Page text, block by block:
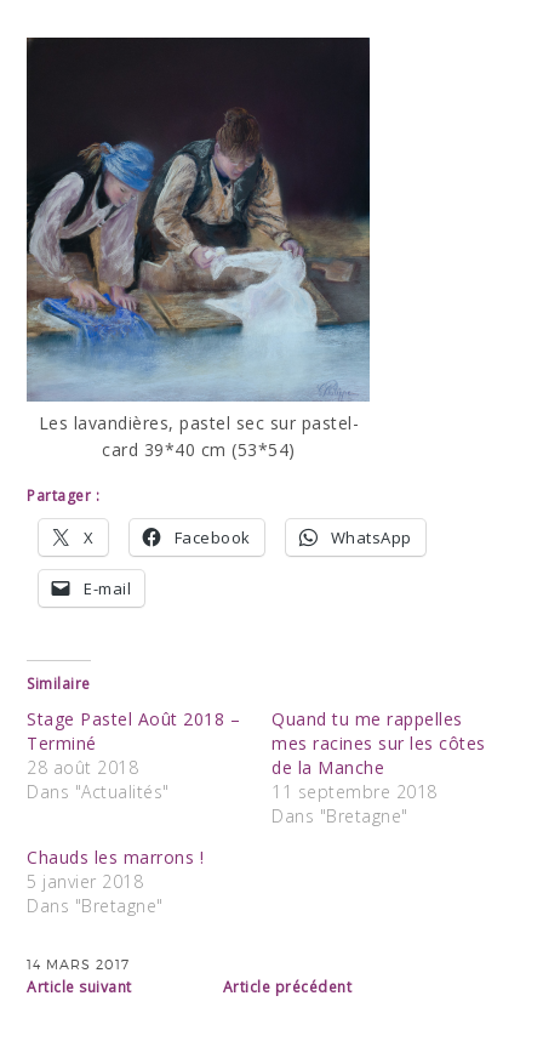
Les lavandières, pastel sec sur pastel-
card 39*40 cm (53*54)
Partager :
X Facebook WhatsApp
E-mail
Similaire
Stage Pastel Août 2018 –
Terminé
28 août 2018
Dans "Actualités"
Quand tu me rappelles
mes racines sur les côtes
de la Manche
11 septembre 2018
Dans "Bretagne"
Chauds les marrons !
5 janvier 2018
Dans "Bretagne"
14 MARS 2017
Article suivant Article précédent